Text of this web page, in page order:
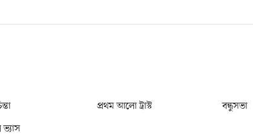
প্রথম আলো ট্রাস্ট বন্ধুসভা